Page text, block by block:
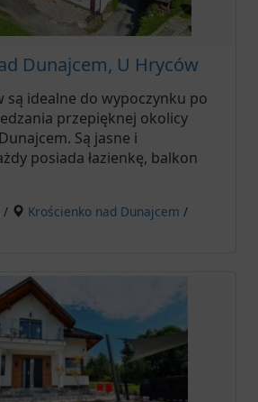
Dunajcem, U Hryców
są idealne do wypoczynku po
przepięknej okolicy
Są jasne i
posiada łazienkę, balkon
/ Krościenko nad Dunajcem /